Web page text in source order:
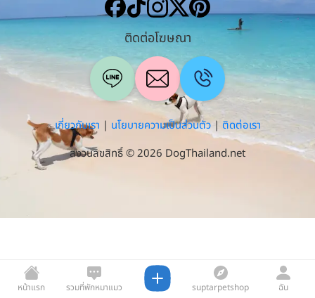
หน้าแรก
รวมที่พักหมาแมว
suptarpetshop ฉัน
ติดต่อโฆษณา
เกี่ยวกับเรา | นโยบายความเป็นส่วนตัว| ติดต่อเรา
สงวนลิขสิทธิ์ © 2026 DogThailand.net